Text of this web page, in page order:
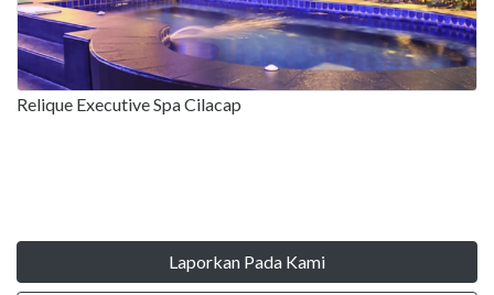
Relique Executive Spa Cilacap
Laporkan Pada Kami